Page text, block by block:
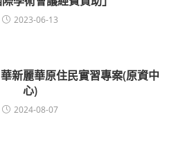
2023-06-13
新麗華原住民實習專案(原資中
心)
2024-08-07